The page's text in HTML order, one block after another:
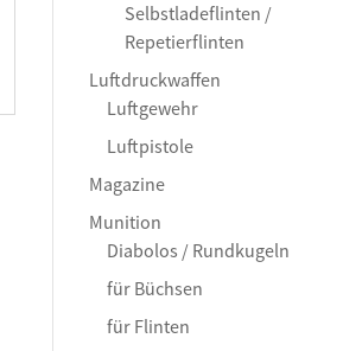
Selbstladeflinten /
Repetierflinten
Luftdruckwaffen
Luftgewehr
Luftpistole
Magazine
Munition
Diabolos / Rundkugeln
für Büchsen
für Flinten